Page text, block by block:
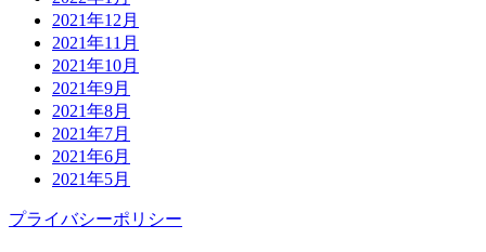
2021年12月
2021年11月
2021年10月
2021年9月
2021年8月
2021年7月
2021年6月
2021年5月
プライバシーポリシー